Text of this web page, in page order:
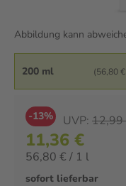
Abbildung kann
200 ml (56,80
-13% UVP: 12,99
11,36 €
56,80 € / 1 l
sofort lieferbar